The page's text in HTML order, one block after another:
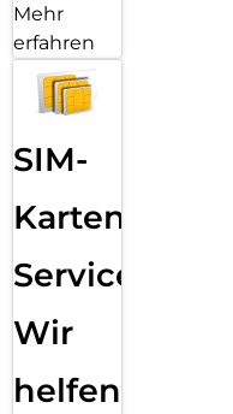
Mehr
erfahren
SIM-
Karten
Service:
Wir
helfen